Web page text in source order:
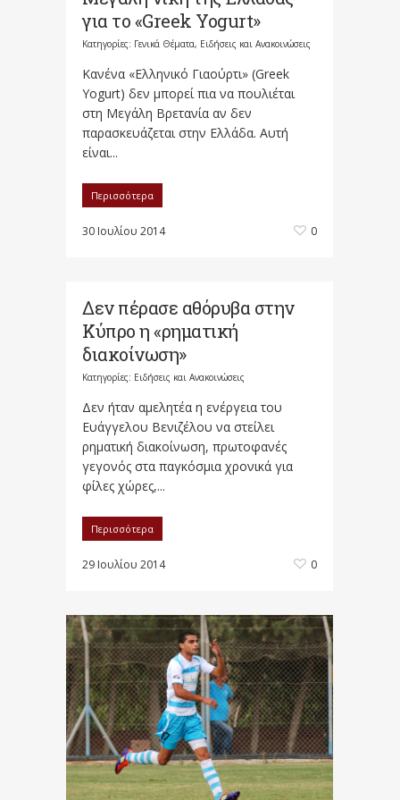
για το «Greek Yogurt»
Κατηγορίες: Γενικά Θέματα, Ειδήσεις και Ανακοινώσεις
Κανένα «Ελληνικό Γιαούρτι» (Greek
Yogurt) δεν μπορεί πια να πουλιέται
στη Μεγάλη Βρετανία αν δεν
παρασκευάζεται στην Ελλάδα. Αυτή
είναι...
Περισσότερα
30 Ιουλίου 2014 0
Δεν πέρασε αθόρυβα στην
Κύπρο η «ρηματική
διακοίνωση»
Κατηγορίες: Ειδήσεις και Ανακοινώσεις
Δεν ήταν αμελητέα η ενέργεια του
Ευάγγελου Βενιζέλου να στείλει
ρηματική διακοίνωση, πρωτοφανές
γεγονός στα παγκόσμια χρονικά για
φίλες χώρες,...
Περισσότερα
29 Ιουλίου 2014 0